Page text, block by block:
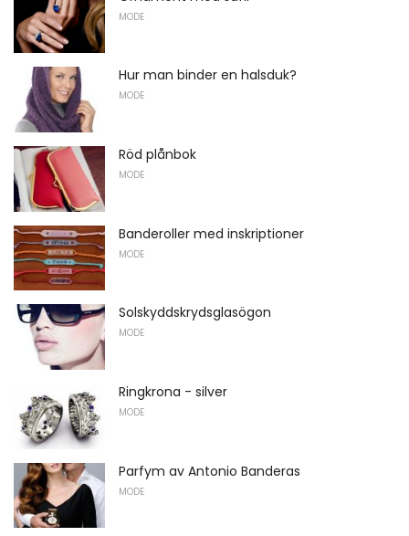
MODE
Hur man binder en halsduk?
MODE
Röd plånbok
MODE
Banderoller med inskriptioner
MODE
Solskyddskrydsglasögon
MODE
Ringkrona - silver
MODE
Parfym av Antonio Banderas
MODE